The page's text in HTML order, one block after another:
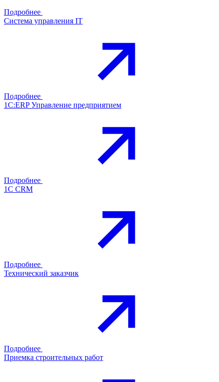
Подробнее
Система управления IT
Подробнее
1С:ERP Управление предприятием
Подробнее
1С CRM
Подробнее
Технический заказчик
Подробнее
Приемка строительных работ